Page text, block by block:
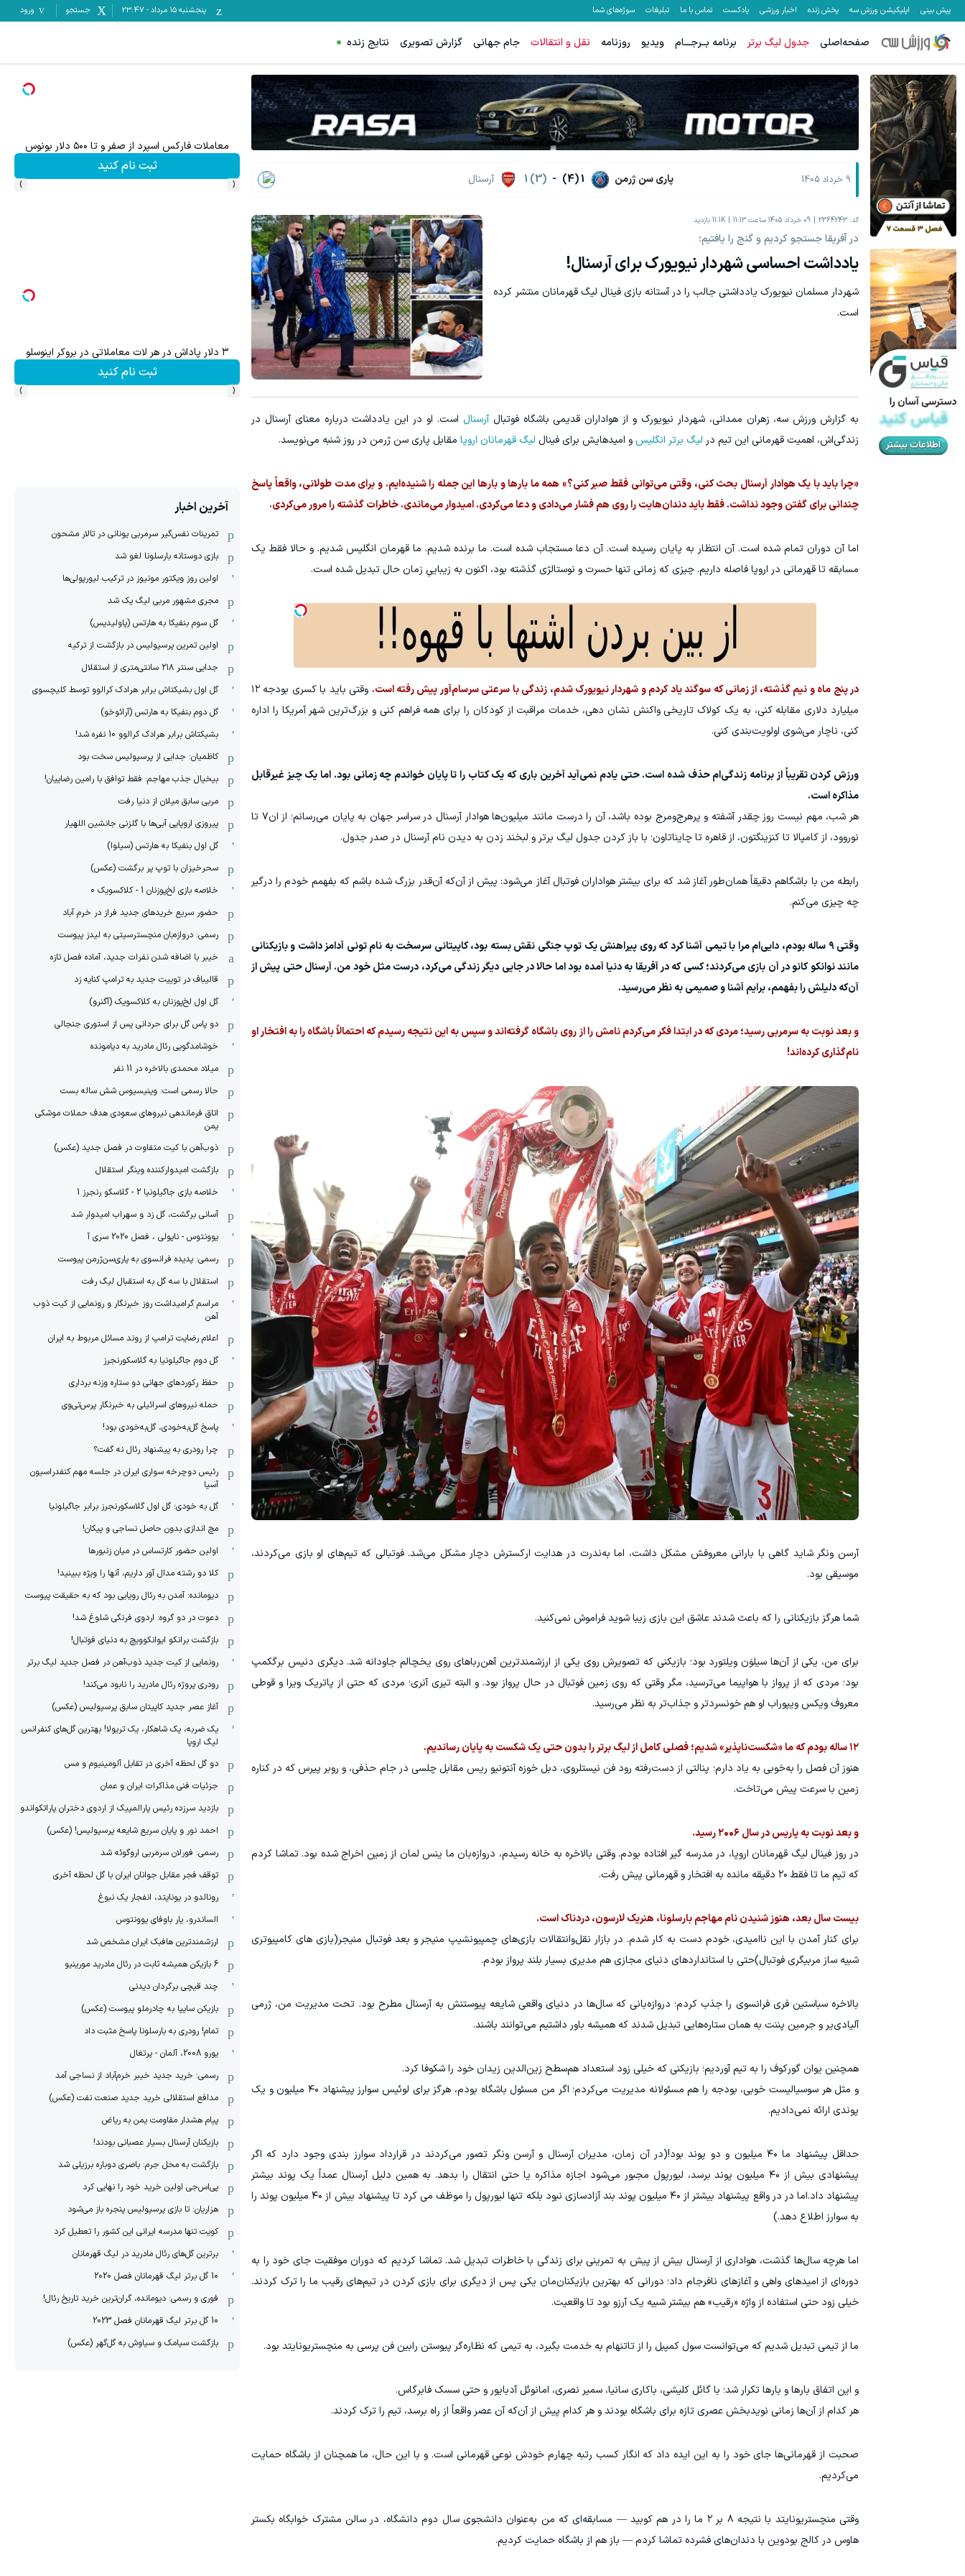
پیش بینی اپلیکیشن ورزش سه پخش زنده اخبار ورزشی پادکست تماس با ما تبلیغات سوژه‌های شما پنجشنبه ۱۵ مرداد -
23:47 جستجو ورود
صفحه‌اصلی جدول لیگ برتر برنامه بــرجـــام ویدیو روزنامه نقل و انتقالات جام جهانی گزارش تصویری نتایج زنده
9 خرداد 1405 پاری سن ژرمن 1 (4)
-
1 (3) آرسنال
کد: 2364243 09 خرداد 1405 ساعت 11:13 11.1K بازدید
در آفریقا جستجو کردیم و گنج را یافتیم؛
یادداشت احساسی شهردار نیویورک برای آرسنال!
شهردار مسلمان نیویورک یادداشتی جالب را در آستانه بازی فینال لیگ قهرمانان منتشر کرده
است.
به گزارش ورزش سه، زهران ممدانی، شهردار نیویورک و از هواداران قدیمی باشگاه فوتبالآرسنال است. او در این یادداشت درباره معنای آرسنال در
زندگی‌اش، اهمیت قهرمانی این تیم در لیگ برتر انگلیس و امیدهایش برای فینال لیگ قهرمانان اروپا مقابل پاری سن ژرمن در روز شنبه می‌نویسد.
«چرا باید با یک هوادار آرسنال بحث کنی، وقتی می‌توانی فقط صبر کنی؟» همه ما بارها و بارها این جمله را شنیده‌ایم. و برای مدت طولانی، واقعاً پاسخ
چندانی برای گفتن وجود نداشت. فقط باید دندان‌هایت را روی هم فشار می‌دادی و دعا می‌کردی. امیدوار می‌ماندی. خاطرات گذشته را مرور می‌کردی.
اما آن دوران تمام شده است. آن انتظار به پایان رسیده است. آن دعا مستجاب شده است. ما برنده شدیم. ما قهرمان انگلیس شدیم. و حالا فقط یک
مسابقه تا قهرمانی در اروپا فاصله داریم. چیزی که زمانی تنها حسرت و نوستالژی گذشته بود، اکنون به زیباییِ زمان حال تبدیل شده است.
در پنج ماه و نیم گذشته، از زمانی که سوگند یاد کردم و شهردار نیویورک شدم، زندگی با سرعتی سرسام‌آور پیش رفته است.
وقتی باید با کسری بودجه ۱۲
میلیارد دلاری مقابله کنی، به یک کولاک تاریخی واکنش نشان دهی، خدمات مراقبت از کودکان را برای همه فراهم کنی و بزرگ‌ترین شهر آمریکا را اداره
کنی، ناچار می‌شوی اولویت‌بندی کنی.
ورزش کردن تقریباً از برنامه زندگی‌ام حذف شده است. حتی یادم نمی‌آید آخرین باری که یک کتاب را تا پایان خواندم چه زمانی بود. اما یک چیز غیرقابل
مذاکره است.
هر شب، مهم نیست روز چقدر آشفته و پرهرج‌ومرج بوده باشد، آن را درست مانند میلیون‌ها هوادار آرسنال در سراسر جهان به پایان می‌رسانم؛ از ان۷ تا
نوروود، از کامپالا تا کنزینگتون، از قاهره تا چاینا‌تاون؛ با باز کردن جدول لیگ برتر و لبخند زدن به دیدن نام آرسنال در صدر جدول.
رابطه من با باشگاهم دقیقاً همان‌طور آغاز شد که برای بیشتر هواداران فوتبال آغاز می‌شود: پیش از آن‌که آن‌قدر بزرگ شده باشم که بفهمم خودم را درگیر
چه چیزی می‌کنم.
وقتی ۹ ساله بودم، دایی‌ام مرا با تیمی آشنا کرد که روی پیراهنش یک توپ جنگی نقش بسته بود، کاپیتانی سرسخت به نام تونی آدامز داشت و بازیکنانی
مانند نوانکو کانو در آن بازی می‌کردند؛ کسی که در آفریقا به دنیا آمده بود اما حالا در جایی دیگر زندگی می‌کرد، درست مثل خود من. آرسنال حتی پیش از
آن‌که دلیلش را بفهمم، برایم آشنا و صمیمی به نظر می‌رسید.
و بعد نوبت به سرمربی رسید؛ مردی که در ابتدا فکر می‌کردم نامش را از روی باشگاه گرفته‌اند و سپس به این نتیجه رسیدم که احتمالاً باشگاه را به افتخار او
نام‌گذاری کرده‌اند!
آرسن ونگر شاید گاهی با بارانی معروفش مشکل داشت، اما به‌ندرت در هدایت ارکسترش دچار مشکل می‌شد. فوتبالی که تیم‌های او بازی می‌کردند،
موسیقی بود.
شما هرگز بازیکنانی را که باعث شدند عاشق این بازی زیبا شوید فراموش نمی‌کنید.
برای من، یکی از آن‌ها سیلوَن ویلتورد بود؛ بازیکنی که تصویرش روی یکی از ارزشمندترین آهن‌رباهای روی یخچالم جاودانه شد. دیگری دنیس برگکمپ
بود؛ مردی که از پرواز با هواپیما می‌ترسید، مگر وقتی که روی زمین فوتبال در حال پرواز بود. و البته تیری آنری؛ مردی که حتی از پاتریک ویرا و قوطی
معروف ویکس ویپوراب او هم خونسردتر و جذاب‌تر به نظر می‌رسید.
۱۲ ساله بودم که ما «شکست‌ناپذیر» شدیم؛ فصلی کامل از لیگ برتر را بدون حتی یک شکست به پایان رساندیم.
هنوز آن فصل را به‌خوبی به یاد دارم؛ پنالتی از دست‌رفته رود فن نیستلروی، دبل خوزه آنتونیو ریس مقابل چلسی در جام حذفی، و روبر پیرس که در کناره
زمین با سرعت پیش می‌تاخت.
و بعد نوبت به پاریس در سال ۲۰۰۶ رسید.
در روز فینال لیگ قهرمانان اروپا، در مدرسه گیر افتاده بودم. وقتی بالاخره به خانه رسیدم، دروازه‌بان ما ینس لمان از زمین اخراج شده بود. تماشا کردم
که تیم ما تا فقط ۲۰ دقیقه مانده به افتخار و قهرمانی پیش رفت.
بیست سال بعد، هنوز شنیدن نام مهاجم بارسلونا، هنریک لارسون، دردناک است.
برای کنار آمدن با این ناامیدی، خودم دست به کار شدم. در بازار نقل‌وانتقالات بازی‌های چمپیونشیپ منیجر و بعد فوتبال منیجر(بازی های کامپیوتری
شبیه ساز مربیگری فوتبال)حتی با استانداردهای دنیای مجازی هم مدیری بسیار بلند پرواز بودم.
بالاخره سباستین فری فرانسوی را جذب کردم؛ دروازه‌بانی که سال‌ها در دنیای واقعی شایعه پیوستنش به آرسنال مطرح بود. تحت مدیریت من، ژرمی
آلیادی‌یر و جرمین پننت به همان ستاره‌هایی تبدیل شدند که همیشه باور داشتیم می‌توانند باشند.
همچنین یوان گورکوف را به تیم آوردیم؛ بازیکنی که خیلی زود استعداد هم‌سطح زین‌الدین زیدان خود را شکوفا کرد.
و مثل هر سوسیالیست خوبی، بودجه را هم مسئولانه مدیریت می‌کردم؛ اگر من مسئول باشگاه بودم، هرگز برای لوئیس سوارز پیشنهاد ۴۰ میلیون و یک
پوندی ارائه نمی‌دادیم.
حداقل پیشنهاد ما ۴۰ میلیون و دو پوند بود!(در آن زمان، مدیران آرسنال و آرسن ونگر تصور می‌کردند در قرارداد سوارز بندی وجود دارد که اگر
پیشنهادی بیش از ۴۰ میلیون پوند برسد، لیورپول مجبور می‌شود اجازه مذاکره یا حتی انتقال را بدهد. به همین دلیل آرسنال عمداً یک پوند بیشتر
پیشنهاد داد.اما در در واقع پیشنهاد بیشتر از ۴۰ میلیون پوند بند آزادسازی نبود بلکه تنها لیورپول را موظف می کرد تا پیشنهاد بیش از ۴۰ میلیون پوند را
به سوارز اطلاع دهد.)
اما هرچه سال‌ها گذشت، هواداری از آرسنال بیش از پیش به تمرینی برای زندگی با خاطرات تبدیل شد. تماشا کردیم که دوران موفقیت جای خود را به
دوره‌ای از امیدهای واهی و آغازهای نافرجام داد؛ دورانی که بهترین بازیکنان‌مان یکی پس از دیگری برای بازی کردن در تیم‌های رقیب ما را ترک کردند.
خیلی زود حتی استفاده از واژه «رقیب» هم بیشتر شبیه یک آرزو بود تا واقعیت.
ما از تیمی تبدیل شدیم که می‌توانست سول کمپبل را از تاتنهام به خدمت بگیرد، به تیمی که نظاره‌گر پیوستن رابین فن پرسی به منچستریونایتد بود.
و این اتفاق بارها و بارها تکرار شد؛ با گائل کلیشی، باکاری سانیا، سمیر نصری، امانوئل آدبایور و حتی سسک فابرگاس.
هر کدام از آن‌ها زمانی نویدبخش عصری تازه برای باشگاه بودند و هر کدام پیش از آن‌که آن عصر واقعاً از راه برسد، تیم را ترک کردند.
صحبت از قهرمانی‌ها جای خود را به این ایده داد که انگار کسب رتبه چهارم خودش نوعی قهرمانی است. و با این حال، ما همچنان از باشگاه حمایت
می‌کردیم.
وقتی منچستریونایتد با نتیجه ۸ بر ۲ ما را در هم کوبید — مسابقه‌ای که من به‌عنوان دانشجوی سال دوم دانشگاه، در سالن مشترک خوابگاه بکستر
هاوس در کالج بودوین با دندان‌های فشرده تماشا کردم — باز هم از باشگاه حمایت کردیم.
معاملات فارکس اسپرد از صفر و تا ۵۰۰ دلار بونوس
ثبت نام کنید
‹
›
۳ دلار پاداش در هر لات معاملاتی در بروکر اینوسلو
ثبت نام کنید
‹
›
آخرین اخبار
‏تمرینات نفس‌گیر سرمربی یونانی در تالار مشحون
بازی دوستانه بارسلونا لغو شد
اولین روز ویکتور مونیوز در ترکیب لیورپولی‌ها
مجری مشهور مربی لیگ یک شد
گل سوم بنفیکا به هارتس (پاولیدیس)
اولین تمرین پرسپولیس در بازگشت از ترکیه
جدایی سنتر ۲۱۸ سانتی‌متری از استقلال
گل اول بشیکتاش برابر هرادک کرالوو توسط کلیچسوی
گل دوم بنفیکا به هارتس (آرائوخو)
بشیکتاش برابر هرادک کرالوو 10 نفره شد!
کاظمیان: جدایی از پرسپولیس سخت بود
بیخیال جذب مهاجم: فقط توافق با رامین رضاییان!
مربی سابق میلان از دنیا رفت
پیروزی اروپایی آبی‌ها با گلزنی جانشین اللهیار
گل اول بنفیکا به هارتس (سیلوا)
سحرخیزان با توپ پر برگشت (عکس)
خلاصه بازی لخ‌پوزنان 1 - کلاکسویک 0
حضور سریع خریدهای جدید فراز در خرم آباد
رسمی: دروازه‌بان منچسترسیتی به لیدز پیوست
خیبر با اضافه شدن نفرات جدید، آماده فصل تازه
قالیباف در توییت جدید به ترامپ کنایه زد
گل اول لخ‌پوزنان به کلاکسویک (آگنرو)
دو پاس گل برای حردانی پس از استوری جنجالی
خوشامدگویی رئال مادرید به دیامونده
میلاد محمدی بالاخره در 11 نفر
حالا رسمی است: وینیسیوس شش ساله بست
اتاق فرماندهی نیروهای سعودی هدف حملات موشکی
یمن
ذوب‌آهن با کیت متفاوت در فصل جدید (عکس)
بازگشت امیدوارکننده وینگر استقلال
خلاصه بازی جاگیلونیا 2 - گلاسکو رنجرز 1
آسانی برگشت، گل زد و سهراب امیدوار شد
یوونتوس - ناپولی ، فصل 2020 سری آ
رسمی: پدیده فرانسوی به پاری‌سن‌ژرمن پیوست
استقلال با سه گل به استقبال لیگ رفت
مراسم گرامیداشت روز خبرنگار و رونمایی از کیت ذوب
آهن
اعلام رضایت ترامپ از روند مسائل مربوط به ایران
گل دوم جاگیلونیا به گلاسکورنجرز
حفظ رکوردهای جهانی دو ستاره وزنه برداری
حمله نیروهای اسرائیلی به خبرنگار پرس‌تی‌وی
پاسخ گل‌به‌خودی، گل‌به‌خودی بود!
چرا رودری به پیشنهاد رئال نه گفت؟
رئیس دوچرخه سواری ایران در جلسه مهم کنفدراسیون
آسیا
گل به خودی؛ گل اول گلاسکورنجرز برابر جاگیلونیا
مچ اندازی بدون حاصل نساجی و پیکان!
اولین حضور کارتساس در میان زنبورها
کلا دو‌ رشته مدال آور داریم، آنها را ویژه ببینید!
دیومانده: آمدن به رئال رویایی بود که به حقیقت پیوست
دعوت در دو گروه: اردوی فرنگی شلوغ شد!
بازگشت برانکو ایوانکوویچ به دنیای فوتبال!
رونمایی از کیت جدید ذوب‌آهن در فصل جدید لیگ برتر
رودری پروژه رئال مادرید را نابود می‌کند!
آغاز عصر جدید کاپیتان سابق پرسپولیس (عکس)
یک ضربه، یک شاهکار، یک تریولا! بهترین گل‌های کنفرانس
لیگ اروپا
دو گل لحظه آخری در تقابل آلومینیوم و مس
جزئیات فنی مذاکرات ایران و عمان
بازدید سرزده رئیس پارالمپیک از اردوی دختران پاراتکواندو
احمد نور و پایان سریع شایعه پرسپولیس! (عکس)
رسمی: فورلان سرمربی اروگوئه شد
توقف فجر مقابل جوانان ایران با گل لحظه آخری
رونالدو در یونایتد، انفجار یک نبوغ
الساندرو، یار باوفای یوونتوس
ارزشمندترین هافبک ایران مشخص شد
6 بازیکن همیشه ثابت در رئال مادرید مورینیو
چند قیچی برگردان دیدنی
بازیکن سایپا به چادرملو پیوست (عکس)
تمام! رودری به بارسلونا پاسخ مثبت داد
یورو 2008، آلمان - پرتغال
رسمی: خرید جدید خیبر خرم‌آباد از نساجی آمد
مدافع استقلالی خرید جدید صنعت نفت (عکس)
پیام هشدار مقاومت یمن به ریاض
بازیکنان آرسنال بسیار عصبانی بودند!
بازگشت به محل جرم: باصری دوباره برزیلی شد
پی‌اس‌جی اولین خرید خود را نهایی کرد
هزاریان: تا بازی پرسپولیس پنجره باز می‌شود
کویت تنها مدرسه ایرانی این کشور را تعطیل کرد
برترین گل‌های رئال مادرید در لیگ قهرمانان
10 گل برتر لیگ قهرمانان فصل 2020
فوری و رسمی: دیومانده، گران‌ترین خرید تاریخ رئال!
10 گل برتر لیگ قهرمانان فصل 2023
بازگشت سیامک و سیاوش به گل‌گهر (عکس)